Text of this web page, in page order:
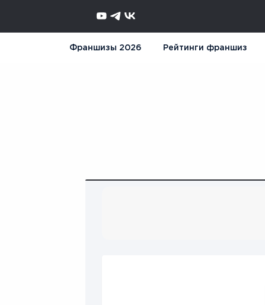
Франшизы 2026 Рейтинги франшиз